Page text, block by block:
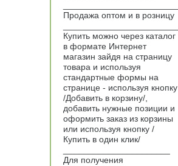
Продажа оптом и в розницу
Купить можно через каталог
в формате Интернет
магазин зайдя на страницу
товара и используя
стандартные формы на
странице - используя кнопку
/Добавить в корзину/,
добавить нужные позиции и
оформить заказ из корзины
или используя кнопку /
Купить в один клик/
Для получения